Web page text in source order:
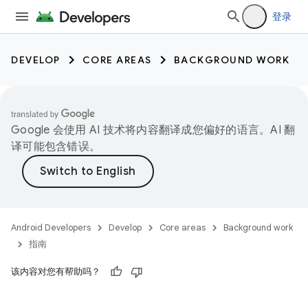
登录
DEVELOP CORE AREAS BACKGROUND WORK
Google 会使用 AI 技术将内容翻译成您偏好的语言。AI 翻
译可能包含错误。
Android Developers Develop Core areas
Background work
指南
该内容对您有帮助吗？